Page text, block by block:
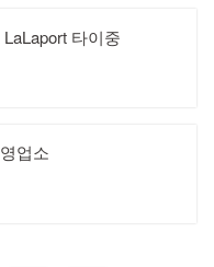
타이중
업소